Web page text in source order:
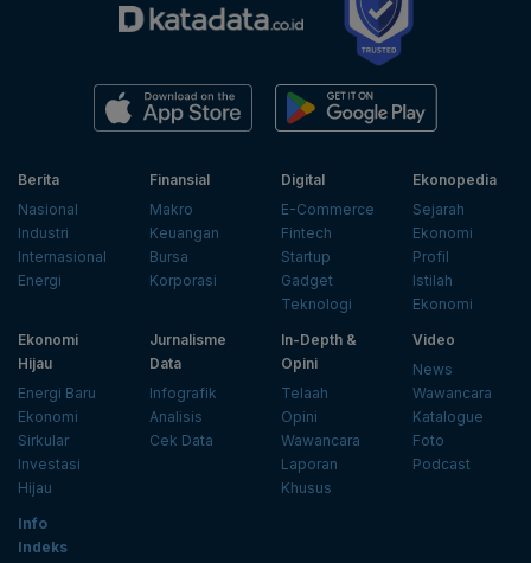
Berita
Nasional
Industri
Internasional
Energi
Finansial
Makro
Keuangan
Bursa
Korporasi
Digital
E-Commerce
Fintech
Startup
Gadget
Teknologi
Ekonopedia
Sejarah
Ekonomi
Profil
Istilah
Ekonomi
Ekonomi
Hijau
Energi Baru
Ekonomi
Sirkular
Investasi
Hijau
Jurnalisme
Data
Infografik
Analisis
Cek Data
In-Depth &
Opini
Telaah
Opini
Wawancara
Laporan
Khusus
Video
News
Wawancara
Katalogue
Foto
Podcast
Info
Indeks